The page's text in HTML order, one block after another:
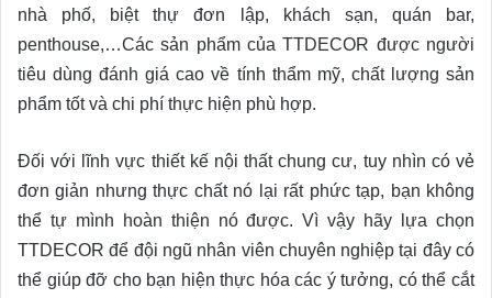
nhà phố, biệt thự đơn lập, khách sạn, quán bar,
penthouse,…Các sản phẩm của TTDECOR được người
tiêu dùng đánh giá cao về tính thẩm mỹ, chất lượng sản
phẩm tốt và chi phí thực hiện phù hợp.
Đối với lĩnh vực thiết kế nội thất chung cư, tuy nhìn có vẻ
đơn giản nhưng thực chất nó lại rất phức tạp, bạn không
thể tự mình hoàn thiện nó được. Vì vậy hãy lựa chọn
TTDECOR để đội ngũ nhân viên chuyên nghiệp tại đây có
thể giúp đỡ cho bạn hiện thực hóa các ý tưởng, có thể cắt